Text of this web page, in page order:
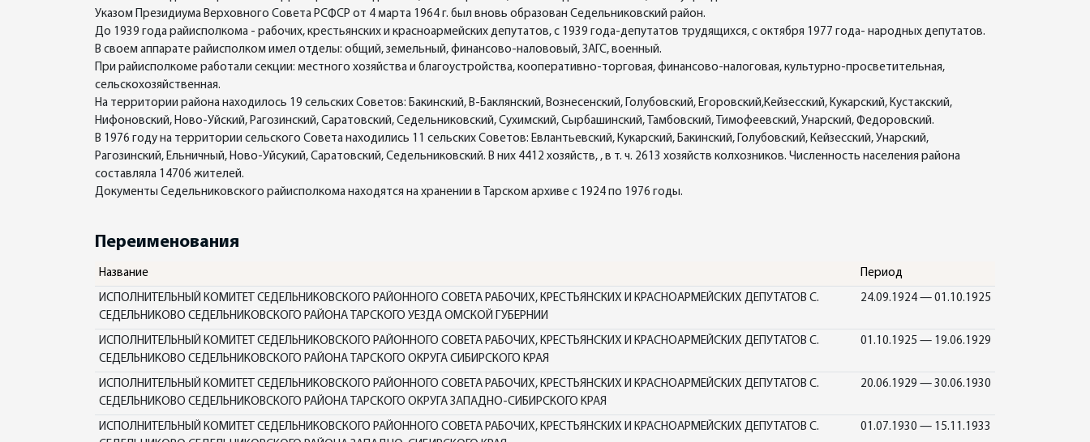
Указом Президиума Верховного Совета РСФСР от 4 марта 1964 г. был вновь образован Седельниковский район.
До 1939 года райисполкома - рабочих, крестьянских и красноармейских депутатов, с 1939 года-депутатов трудящихся, с октября 1977 года- народных депутатов.
В своем аппарате райисполком имел отделы: общий, земельный, финансово-налововый, ЗАГС, военный.
При райисполкоме работали секции: местного хозяйства и благоустройства, кооперативно-торговая, финансово-налоговая, культурно-просветительная,
сельскохозяйственная.
На территории района находилось 19 сельских Советов: Бакинский, В-Баклянский, Вознесенский, Голубовский, Егоровский,Кейзесский, Кукарский, Кустакский,
Нифоновский, Ново-Уйский, Рагозинский, Саратовский, Седельниковский, Сухимский, Сырбашинский, Тамбовский, Тимофеевский, Унарский, Федоровский.
В 1976 году на территории сельского Совета находились 11 сельских Советов: Евлантьевский, Кукарский, Бакинский, Голубовский, Кейзесский, Унарский,
Рагозинский, Ельничный, Ново-Уйсукий, Саратовский, Седельниковский. В них 4412 хозяйств, , в т. ч. 2613 хозяйств колхозников. Численность населения района
составляла 14706 жителей.
Документы Седельниковского райисполкома находятся на хранении в Тарском архиве с 1924 по 1976 годы.
Переименования
Название Период
ИСПОЛНИТЕЛЬНЫЙ КОМИТЕТ СЕДЕЛЬНИКОВСКОГО РАЙОННОГО СОВЕТА РАБОЧИХ, КРЕСТЬЯНСКИХ И КРАСНОАРМЕЙСКИХ ДЕПУТАТОВ С.
СЕДЕЛЬНИКОВО СЕДЕЛЬНИКОВСКОГО РАЙОНА ТАРСКОГО УЕЗДА ОМСКОЙ ГУБЕРНИИ
24.09.1924 — 01.10.1925
ИСПОЛНИТЕЛЬНЫЙ КОМИТЕТ СЕДЕЛЬНИКОВСКОГО РАЙОННОГО СОВЕТА РАБОЧИХ, КРЕСТЬЯНСКИХ И КРАСНОАРМЕЙСКИХ ДЕПУТАТОВ С.
СЕДЕЛЬНИКОВО СЕДЕЛЬНИКОВСКОГО РАЙОНА ТАРСКОГО ОКРУГА СИБИРСКОГО КРАЯ
01.10.1925 — 19.06.1929
ИСПОЛНИТЕЛЬНЫЙ КОМИТЕТ СЕДЕЛЬНИКОВСКОГО РАЙОННОГО СОВЕТА РАБОЧИХ, КРЕСТЬЯНСКИХ И КРАСНОАРМЕЙСКИХ ДЕПУТАТОВ С.
СЕДЕЛЬНИКОВО СЕДЕЛЬНИКОВСКОГО РАЙОНА ТАРСКОГО ОКРУГА ЗАПАДНО-СИБИРСКОГО КРАЯ
20.06.1929 — 30.06.1930
ИСПОЛНИТЕЛЬНЫЙ КОМИТЕТ СЕДЕЛЬНИКОВСКОГО РАЙОННОГО СОВЕТА РАБОЧИХ, КРЕСТЬЯНСКИХ И КРАСНОАРМЕЙСКИХ ДЕПУТАТОВ С.
01.07.1930 — 15.11.1933